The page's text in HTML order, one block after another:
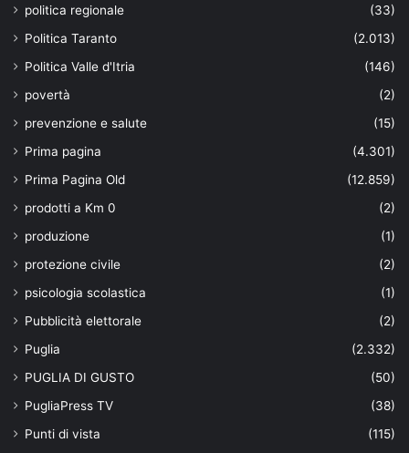
politica regionale
(33)
Politica Taranto
(2.013)
Politica Valle d'Itria
(146)
povertà
(2)
prevenzione e salute
(15)
Prima pagina
(4.301)
Prima Pagina Old
(12.859)
prodotti a Km 0
(2)
produzione
(1)
protezione civile
(2)
psicologia scolastica
(1)
Pubblicità elettorale
(2)
Puglia
(2.332)
PUGLIA DI GUSTO
(50)
PugliaPress TV
(38)
Punti di vista
(115)